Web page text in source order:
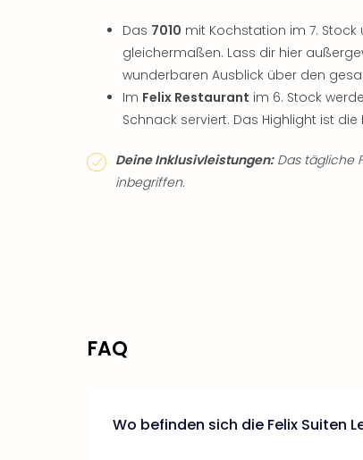
Das 7010 mit Kochstation im 7.
gleichermaßen. Lass dir hier
wunderbaren Ausblick über den
Im Felix Restaurant im 6. Stock
Schnack serviert. Das Highlight ist
Deine Inklusivleistungen:Das tägliche
inbegriffen.
FAQ
Wo befinden sich die Felix Suiten